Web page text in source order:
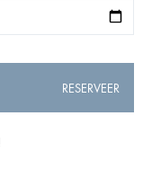
RESERVEER